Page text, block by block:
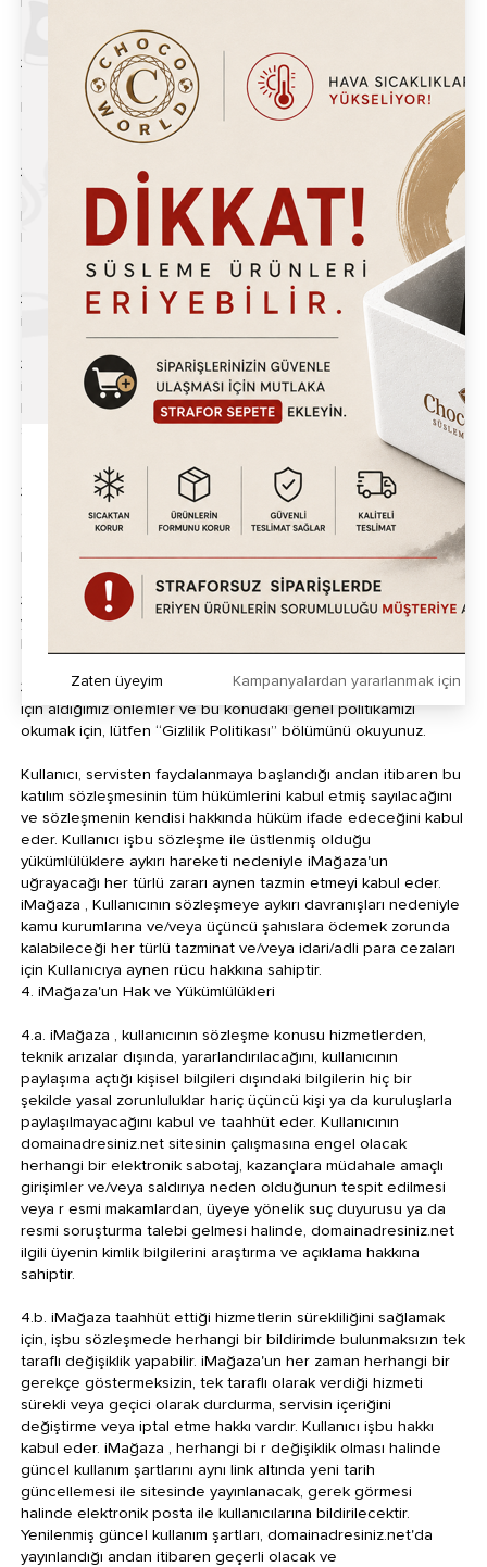
3.h. Ü yelik iptali ve hesap silme işlemi, kullanıcı tarafından
domainadresiniz.net üzerinden yapılabilir. Üyeliğini bitiren
kullanıcının siteye giriş yetkisi iptal edilecektir. Üyeliğini iptal
eden kişi bu işlemin geri dönüşü olmadığını kabul eder.
3.i. toptangidaurunleri.com ya da kullanıcının kendisi tarafından
sonlandırılan kullanıcı hesabına ait her türlü kaydı silip silmeme
kararı iMağaza’a aittir. Kullanıcı silinen kayıtlarla ilgili herhangi
bir hak veya tazminat talebinde bulunamaz.
3.j. Site kullanıcılarının birbirleri ya da üçüncü şahıslarla olan
ilişkileri kişilerin sorumluluğundadır.
3.k. toptangidaurunleri.com kontrolü altında olmayan başka
internet sitelerine bağlantı veya referans içerebilir. iMağaza,
bu sitelerin içerikleri veya içerdikleri diğer bağlantılardan
sorumlu değildir.
3.l. iMağaza, kullanım şartları, gizlilik prensipleri ve geçerli yasal
düzenlemelere bağlı kalmak kaydıyla, kullanıcı hesabınıza bağlı
olan bütün bilgileri kendi pazarlama faaliyetleri ile ilgili olarak
kullanma hakkını saklı tutar.
3.m. Sitenin belirli yerlerinde o bölüme özel farklı kurallar ve
yükümlülükler belirtilebilir. Bu bölümleri kullanan kişi ve
kuruluşlar peşinen belirtilen bu kuralları kabul etmiş sayılır.
3.n. Kullanıcılarımızın kişisel bilgilerini ve gizliliklerini korumak
için aldığımız önlemler ve bu konudaki genel politikamızı
okumak için, lütfen “Gizlilik Politikası” bölümünü okuyunuz.
Kullanıcı, servisten faydalanmaya başlandığı andan itibaren bu
katılım sözleşmesinin tüm hükümlerini kabul etmiş sayılacağını
ve sözleşmenin kendisi hakkında hüküm ifade edeceğini kabul
eder. Kullanıcı işbu sözleşme ile üstlenmiş olduğu
yükümlülüklere aykırı hareketi nedeniyle iMağaza'un
uğrayacağı her türlü zararı aynen tazmin etmeyi kabul eder.
iMağaza , Kullanıcının sözleşmeye aykırı davranışları nedeniyle
kamu kurumlarına ve/veya üçüncü şahıslara ödemek zorunda
kalabileceği her türlü tazminat ve/veya idari/adli para cezaları
için Kullanıcıya aynen rücu hakkına sahiptir.
4. iMağaza'un Hak ve Yükümlülükleri
4.a. iMağaza , kullanıcının sözleşme konusu hizmetlerden,
teknik arızalar dışında, yararlandırılacağını, kullanıcının
paylaşıma açtığı kişisel bilgileri dışındaki bilgilerin hiç bir
şekilde yasal zorunluluklar hariç üçüncü kişi ya da kuruluşlarla
paylaşılmayacağını kabul ve taahhüt eder. Kullanıcının
domainadresiniz.net sitesinin çalışmasına engel olacak
herhangi bir elektronik sabotaj, kazançlara müdahale amaçlı
girişimler ve/veya saldırıya neden olduğunun tespit edilmesi
veya r esmi makamlardan, üyeye yönelik suç duyurusu ya da
resmi soruşturma talebi gelmesi halinde, domainadresiniz.net
ilgili üyenin kimlik bilgilerini araştırma ve açıklama hakkına
sahiptir.
4.b. iMağaza taahhüt ettiği hizmetlerin sürekliliğini sağlamak
için, işbu sözleşmede herhangi bir bildirimde bulunmaksızın tek
taraflı değişiklik yapabilir. iMağaza'un her zaman herhangi bir
gerekçe göstermeksizin, tek taraflı olarak verdiği hizmeti
sürekli veya geçici olarak durdurma, servisin içeriğini
değiştirme veya iptal etme hakkı vardır. Kullanıcı işbu hakkı
kabul eder. iMağaza , herhangi bi r değişiklik olması halinde
güncel kullanım şartlarını aynı link altında yeni tarih
güncellemesi ile sitesinde yayınlanacak, gerek görmesi
halinde elektronik posta ile kullanıcılarına bildirilecektir.
Yenilenmiş güncel kullanım şartları, domainadresiniz.net'da
yayınlandığı andan itibaren geçerli olacak ve
Kampanyalardan yararlanmak için
Zaten üyeyim